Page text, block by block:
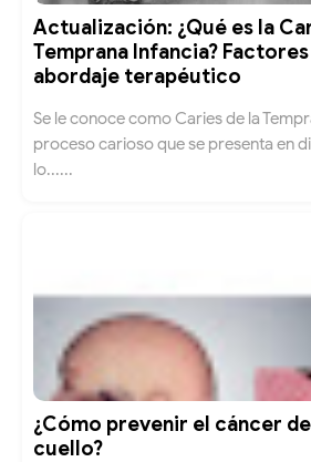
Actualización: ¿Qué es la
Temprana Infancia?
abordaje terapéutico
Se le conoce como Caries de la
proceso carioso que se presenta en
lo......
¿Cómo prevenir el cáncer
cuello?